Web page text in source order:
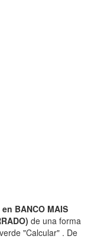
BANCO MAIS
de una forma
"Calcular" . De